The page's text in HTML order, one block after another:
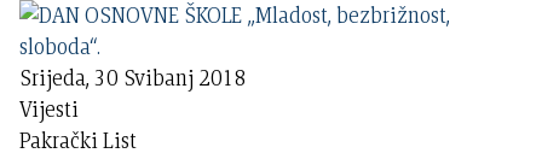
Srijeda, 30 Svibanj 2018
Vijesti
Pakrački List